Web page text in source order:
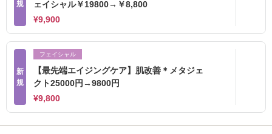
規
ェイシャル￥19800→￥8,800
¥9,900
新
規
フェイシャル
【最先端エイジングケア】肌改善＊メタジェ
クト25000円→9800円
¥9,800